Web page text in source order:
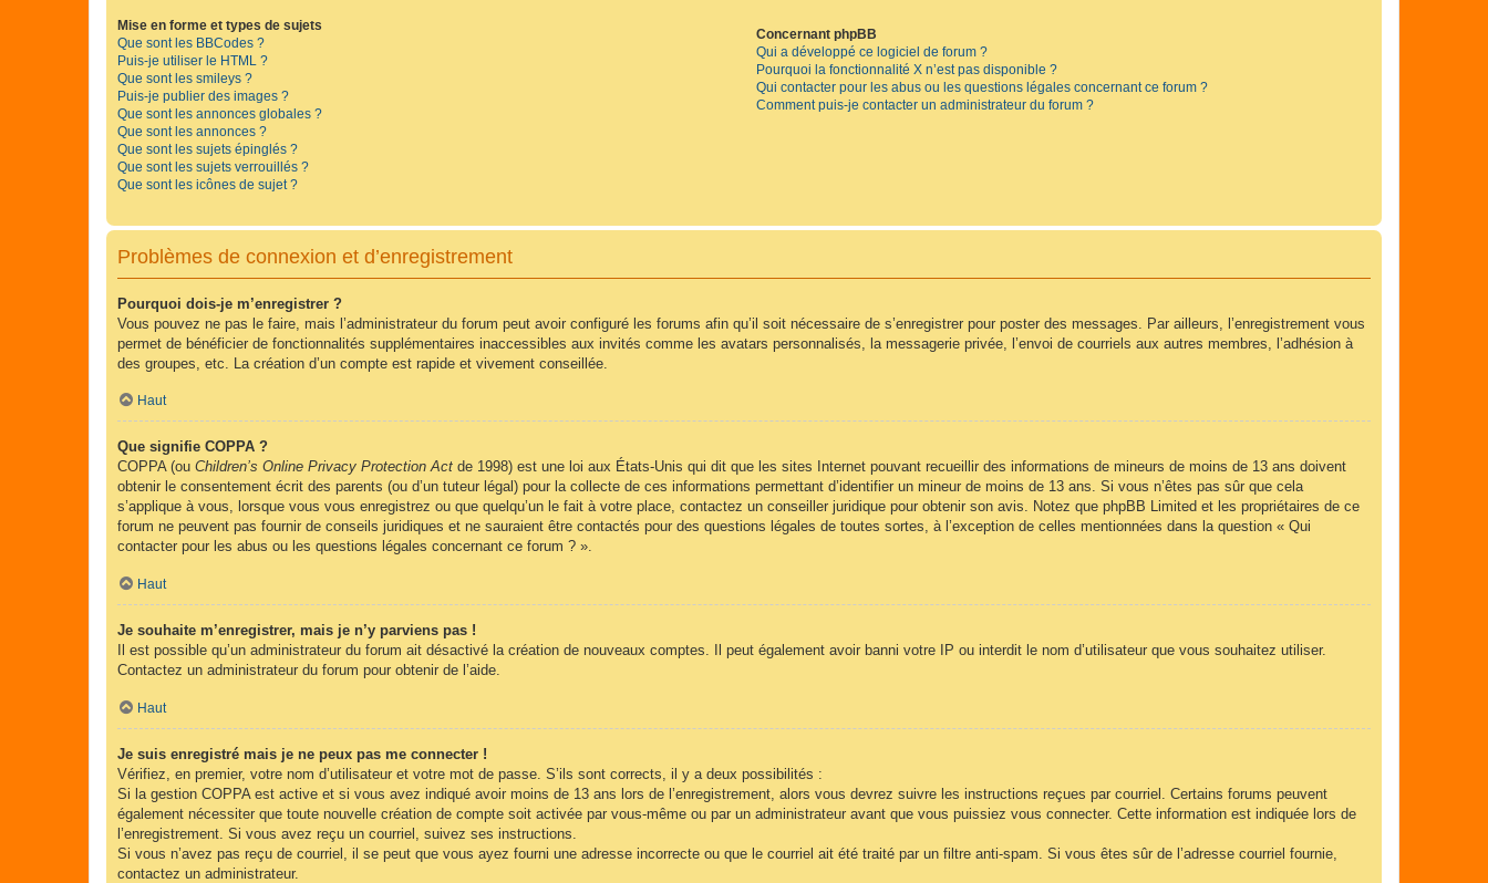
Mise en forme et types de sujets
Que sont les BBCodes ?
Puis-je utiliser le HTML ?
Que sont les smileys ?
Puis-je publier des images ?
Que sont les annonces globales ?
Que sont les annonces ?
Que sont les sujets épinglés ?
Que sont les sujets verrouillés ?
Que sont les icônes de sujet ?
Concernant phpBB
Qui a développé ce logiciel de forum ?
Pourquoi la fonctionnalité X n’est pas disponible ?
Qui contacter pour les abus ou les questions légales concernant ce forum ?
Comment puis-je contacter un administrateur du forum ?
Problèmes de connexion et d’enregistrement
Pourquoi dois-je m’enregistrer ?
Vous pouvez ne pas le faire, mais l’administrateur du forum peut avoir configuré les forums afin qu’il soit nécessaire de s’enregistrer pour poster des messages. Par ailleurs, l’enregistrement vous
permet de bénéficier de fonctionnalités supplémentaires inaccessibles aux invités comme les avatars personnalisés, la messagerie privée, l’envoi de courriels aux autres membres, l’adhésion à
des groupes, etc. La création d’un compte est rapide et vivement conseillée.
Haut
Que signifie COPPA ?
COPPA (ou Children’s Online Privacy Protection Act de 1998) est une loi aux États-Unis qui dit que les sites Internet pouvant recueillir des informations de mineurs de moins de 13 ans doivent
obtenir le consentement écrit des parents (ou d’un tuteur légal) pour la collecte de ces informations permettant d’identifier un mineur de moins de 13 ans. Si vous n’êtes pas sûr que cela
s’applique à vous, lorsque vous vous enregistrez ou que quelqu’un le fait à votre place, contactez un conseiller juridique pour obtenir son avis. Notez que phpBB Limited et les propriétaires de ce
forum ne peuvent pas fournir de conseils juridiques et ne sauraient être contactés pour des questions légales de toutes sortes, à l’exception de celles mentionnées dans la question « Qui
contacter pour les abus ou les questions légales concernant ce forum ? ».
Haut
Je souhaite m’enregistrer, mais je n’y parviens pas !
Il est possible qu’un administrateur du forum ait désactivé la création de nouveaux comptes. Il peut également avoir banni votre IP ou interdit le nom d’utilisateur que vous souhaitez utiliser.
Contactez un administrateur du forum pour obtenir de l’aide.
Haut
Je suis enregistré mais je ne peux pas me connecter !
Vérifiez, en premier, votre nom d’utilisateur et votre mot de passe. S’ils sont corrects, il y a deux possibilités :
Si la gestion COPPA est active et si vous avez indiqué avoir moins de 13 ans lors de l’enregistrement, alors vous devrez suivre les instructions reçues par courriel. Certains forums peuvent
également nécessiter que toute nouvelle création de compte soit activée par vous-même ou par un administrateur avant que vous puissiez vous connecter. Cette information est indiquée lors de
l’enregistrement. Si vous avez reçu un courriel, suivez ses instructions.
Si vous n’avez pas reçu de courriel, il se peut que vous ayez fourni une adresse incorrecte ou que le courriel ait été traité par un filtre anti-spam. Si vous êtes sûr de l’adresse courriel fournie,
contactez un administrateur.